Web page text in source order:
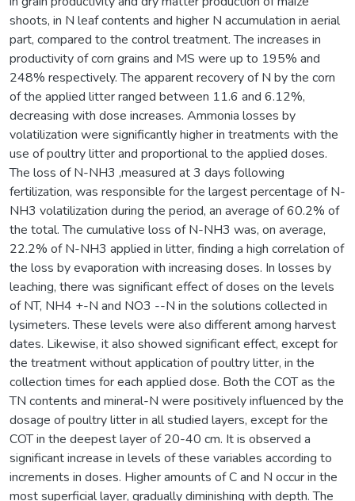
shoots, in N leaf contents and higher N accumulation in aerial
part, compared to the control treatment. The increases in
productivity of corn grains and MS were up to 195% and
248% respectively. The apparent recovery of N by the corn
of the applied litter ranged between 11.6 and 6.12%,
decreasing with dose increases. Ammonia losses by
volatilization were significantly higher in treatments with the
use of poultry litter and proportional to the applied doses.
The loss of N-NH3 ,measured at 3 days following
fertilization, was responsible for the largest percentage of N-
NH3 volatilization during the period, an average of 60.2% of
the total. The cumulative loss of N-NH3 was, on average,
22.2% of N-NH3 applied in litter, finding a high correlation of
the loss by evaporation with increasing doses. In losses by
leaching, there was significant effect of doses on the levels
of NT, NH4 +-N and NO3 --N in the solutions collected in
lysimeters. These levels were also different among harvest
dates. Likewise, it also showed significant effect, except for
the treatment without application of poultry litter, in the
collection times for each applied dose. Both the COT as the
TN contents and mineral-N were positively influenced by the
dosage of poultry litter in all studied layers, except for the
COT in the deepest layer of 20-40 cm. It is observed a
significant increase in levels of these variables according to
increments in doses. Higher amounts of C and N occur in the
most superficial layer, gradually diminishing with depth. The